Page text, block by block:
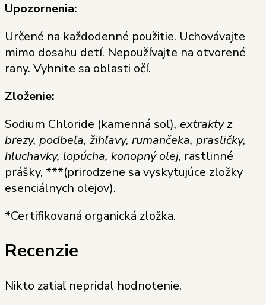
Upozornenia:
Určené na každodenné použitie. Uchovávajte
mimo dosahu detí. Nepoužívajte na otvorené
rany. Vyhnite sa oblasti očí.
Zloženie:
Sodium Chloride (kamenná soľ), extrakty z
brezy, podbeľa, žihľavy, rumančeka, prasličky,
hluchavky, lopúcha, konopný olej, rastlinné
prášky, ***(prirodzene sa vyskytujúce zložky
esenciálnych olejov).
*Certifikovaná organická zložka.
Recenzie
Nikto zatiaľ nepridal hodnotenie.